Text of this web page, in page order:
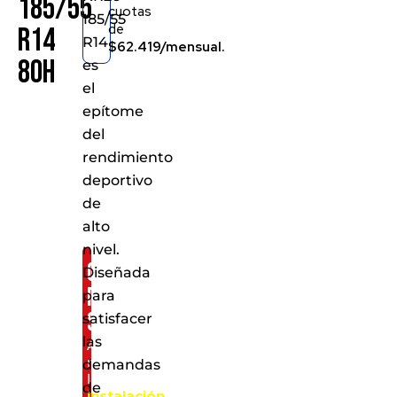
185/55
R14
80H
Consíguelo
por
solo:
Al
realizar
la
cuotas
de
$62.419/mensual.
185/55
R14
es
el
epítome
del
rendimiento
deportivo
de
alto
nivel.
Diseñada
para
satisfacer
las
demandas
de